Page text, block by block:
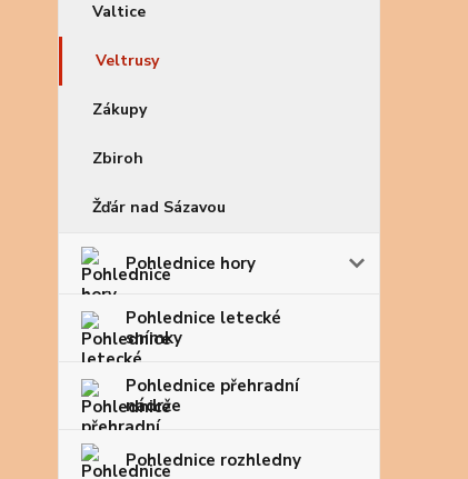
Valtice
Veltrusy
Zákupy
Zbiroh
Žďár nad Sázavou
Pohlednice hory
Pohlednice letecké
snímky
Pohlednice přehradní
nádrže
Pohlednice rozhledny